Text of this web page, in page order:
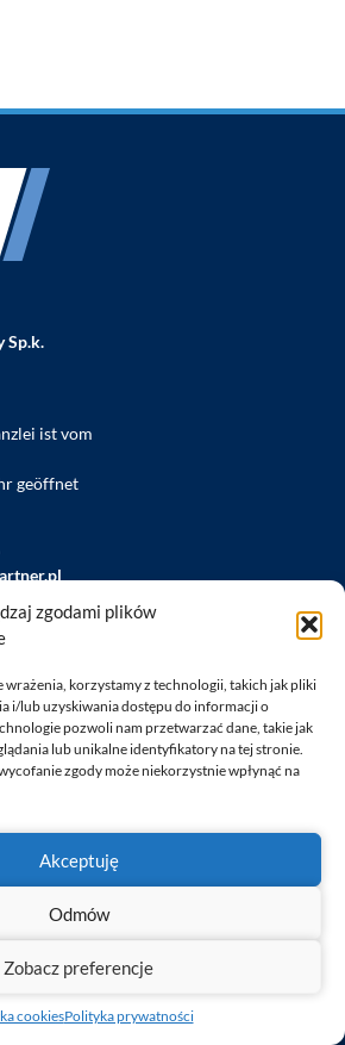
zgodami plików
wrażenia, korzystamy z technologii, takich jak pliki
i/lub uzyskiwania dostępu do informacji o
pozwoli nam przetwarzać dane, takie jak
lub unikalne identyfikatory na tej stronie.
zgody może niekorzystnie wpłynąć na
Akceptuję
Odmów
Zobacz preferencje
cookiesPolityka prywatności
Sp.k.
ist vom
geöffnet
nieruchomości Poznań
i spółek Poznań
Poznań
Dienstleistung